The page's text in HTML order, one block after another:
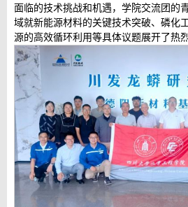
面临的技术挑战和机遇，学院交流团的
域就新能源材料的关键技术突破、磷化
源的高效循环利用等具体议题展开了热